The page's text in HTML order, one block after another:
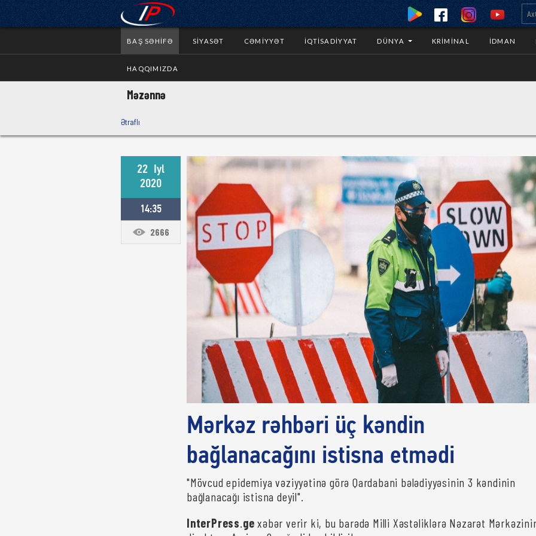
BAŞ SƏHIFƏ SIYASƏT CƏMIYYƏT İQTISADIYYAT DÜNYA KRIMINAL İDMAN
HAQQIMIZDA
Məzənnə
Ətraflı
22 Iyl
2020
14:35
2666
Mərkəz rəhbəri üç kəndin
bağlanacağını istisna etmədi
"Mövcud epidemiya vəziyyətinə görə Qardabani bələdiyyəsinin 3 kəndinin
bağlanacağı istisna deyil".
InterPress.ge xəbər verir ki, bu barədə Milli Xəstəliklərə Nəzarət